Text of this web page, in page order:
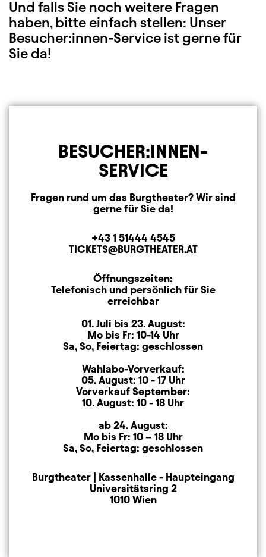
Und falls Sie noch weitere Fragen
haben, bitte einfach stellen: Unser
Besucher:innen-Service ist gerne für
Sie da!
BESUCHER:INNEN-
SERVICE
Fragen rund um das Burgtheater? Wir sind
gerne für Sie da!
Telefon
+43 1 51444 4545
E-MAIL ADRESSE
TICKETS@BURGTHEATER.AT
Öffnungszeiten
Öffnungszeiten:
Telefonisch und persönlich für Sie
erreichbar
01. Juli bis 23. August:
Mo bis Fr: 10-14 Uhr
Sa, So, Feiertag: geschlossen
Wahlabo-Vorverkauf:
05. August: 10 - 17 Uhr
Vorverkauf September:
10. August: 10 - 18 Uhr
ab 24. August:
Mo bis Fr: 10 – 18 Uhr
Sa, So, Feiertag: geschlossen
Anschrift
Burgtheater | Kassenhalle - Haupteingang
Universitätsring 2
1010 Wien